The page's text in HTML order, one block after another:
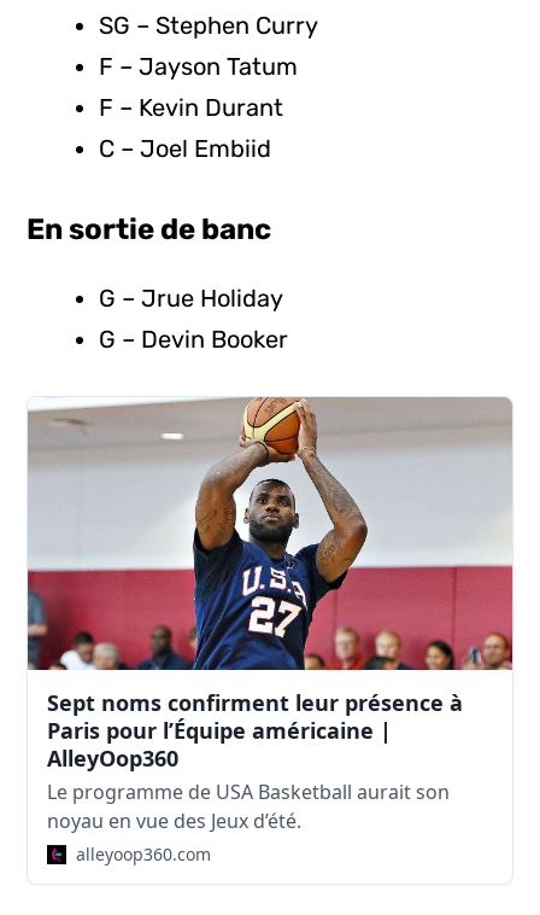
SG – Stephen Curry
F – Jayson Tatum
F – Kevin Durant
C – Joel Embiid
En sortie de banc
G – Jrue Holiday
G – Devin Booker
Sept noms confirment leur présence à
Paris pour l’Équipe américaine |
AlleyOop360
Le programme de USA Basketball aurait son
noyau en vue des Jeux d’été.
alleyoop360.com